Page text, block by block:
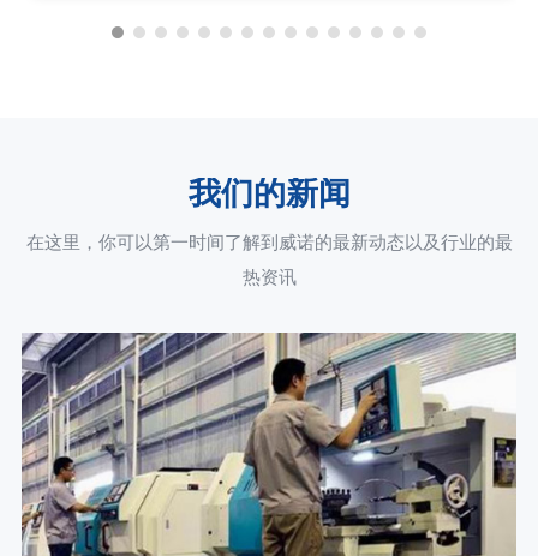
我们的新闻
在这里，你可以第一时间了解到威诺的最新动态以及行业的最
热资讯